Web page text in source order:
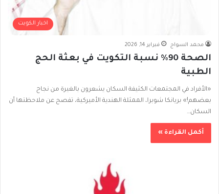
اخبار الكويت
محمد السواح فبراير 14, 2026
الصحة 90% نسبة التكويت في بعثة الحج
الطبية
«الأفراد في المجتمعات الكثيفة السكان يشعرون بالغيرة من نجاح
بعضهم!» بريانكا شوبرا، الممثلة الهندية الأميركية، تفصح عن ملاحظتها أن
السكان…
أكمل القراءة »